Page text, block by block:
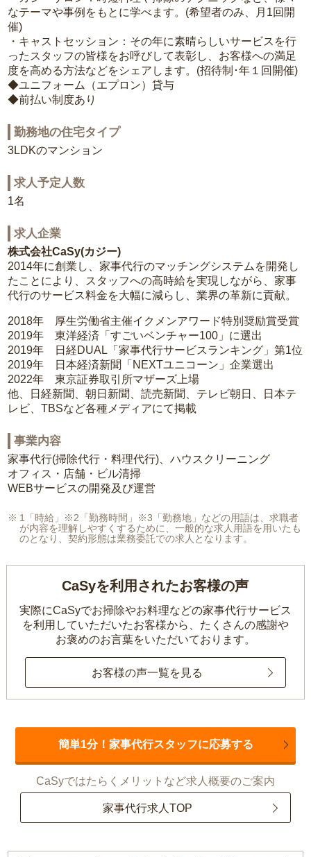
なテーマや事例をもとに学べます。(希望者のみ、月1回開
催)
・キャストセッション：その年に素晴らしいサービスを行
ったスタッフの皆様をお呼びして表彰し、お客様への満足
度を高める方法などをシェアします。(招待制･年１回開催)
◆ユニフォーム（エプロン）貸与
◆前払い制度あり
勤務地の住宅タイプ
3LDKのマンション
求人予定人数
1名
求人企業
株式会社CaSy(カジー)
2014年に創業し、家事代行のマッチングシステムを開発し
たことにより、スタッフへの高時給を実現しながら、家事
代行のサービス料金を大幅に減らし、業界の革新に貢献。
2018年 厚生労働省主催イクメンアワード特別奨励賞受賞
2019年 東洋経済「すごいベンチャー100」に選出
2019年 日経DUAL「家事代行サービスランキング」第1位
2019年 日本経済新聞「NEXTユニコーン」企業選出
2022年 東京証券取引所マザーズ上場
他、日経新聞、朝日新聞、読売新聞、テレビ朝日、日本テ
レビ、TBSなど各種メディアにて掲載
事業内容
家事代行(掃除代行・料理代行)、ハウスクリーニング
オフィス・店舗・ビル清掃
WEBサービスの開発及び運営
1「時給」※2「勤務時間」※3「勤務地」などの用語は、求職者
が内容を理解しやすくするために、一般的な求人用語を用いたも
のとなり、契約形態は業務委託での求人となります。
CaSyを利用されたお客様の声
実際にCaSyでお掃除やお料理などの家事代行サービス
を利用していただいたお客様から、 たくさんの感謝や
お褒めのお言葉をいただいております。
お客様の声一覧を見る
簡単1分！家事代行スタッフに応募する
CaSyではたらくメリットなど求人概要のご案内
家事代行求人TOP